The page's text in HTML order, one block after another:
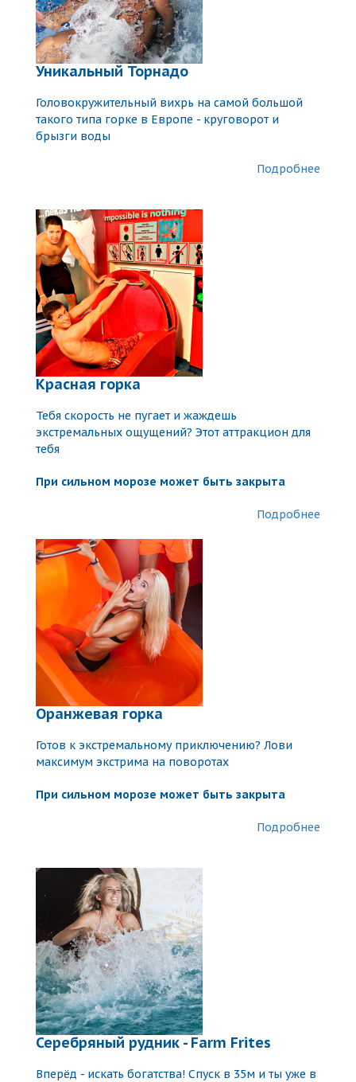
Уникальный Торнадо
Головокружительный вихрь на самой большой
такого типа горке в Европе - круговорот и
брызги воды
Подробнее
Красная горка
Тебя скорость не пугает и жаждешь
экстремальных ощущений? Этот аттракцион для
тебя
При сильном морозе может быть закрыта
Подробнее
Оранжевая горка
Готов к экстремальному приключению? Лови
максимум экстрима на поворотах
При сильном морозе может быть закрыта
Подробнее
Серебряный рудник - Farm Frites
Вперёд - искать богатства! Спуск в 35м и ты уже в